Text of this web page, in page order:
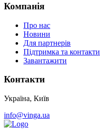
Компанія
Про нас
Новини
Для партнерів
Підтримка та контакти
Завантажити
Контакти
Україна, Київ
info@vinga.ua